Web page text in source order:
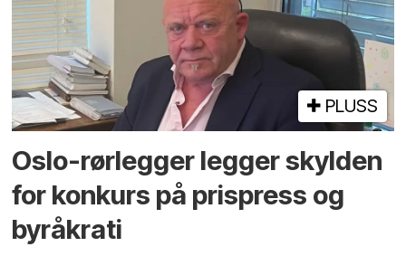
PLUSS
Oslo-rørlegger legger skylden
for konkurs på prispress og
byråkrati